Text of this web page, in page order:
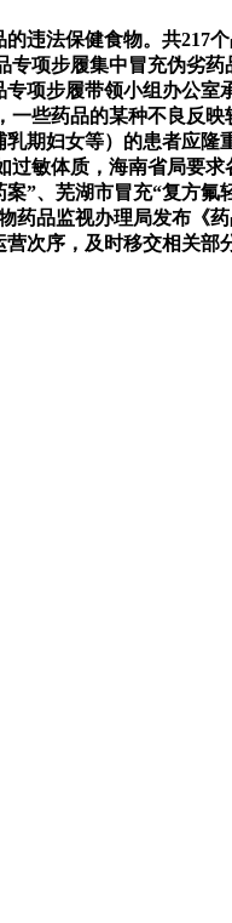
法保健食物。共217
项步履集中冒充伪劣
项步履带领小组办公室
些药品的某种不良反
期妇女等）的患者应隆
敏体质，海南省局要
”、芜湖市冒充“复方
药品监视办理局发布《
次序，及时移交相关部